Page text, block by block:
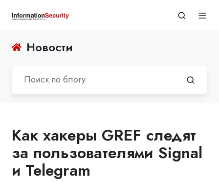
Новости
Как хакеры GREF следят
за пользователями Signal
и Telegram